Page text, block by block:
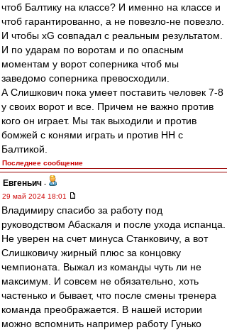
чтоб Балтику на классе? И именно на классе и
чтоб гарантированно, а не повезло-не повезло.
И чтобы хG совпадал с реальным результатом.
И по ударам по воротам и по опасным
моментам у ворот соперника чтоб мы
заведомо соперника превосходили.
А Слишкович пока умеет поставить человек 7-8
у своих ворот и все. Причем не важно против
кого он играет. Мы так выходили и против
бомжей с конями играть и против НН с
Балтикой.
Последнее сообщение
Евгеньич -
29 май 2024 18:01
Владимиру спасибо за работу под
руководством Абаскаля и после ухода испанца.
Не уверен на счет минуса Станковичу, а вот
Слишковичу жирный плюс за концовку
чемпионата. Выжал из команды чуть ли не
максимум. И совсем не обязательно, хоть
частенько и бывает, что после смены тренера
команда преображается. В нашей истории
можно вспомнить например работу Гунько